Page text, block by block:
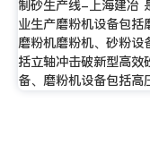
制砂生产线-上海建冶
业生产磨粉机设备包括
磨粉机磨粉机、砂粉设
括立轴冲击破新型高效
备、磨粉机设备包括高